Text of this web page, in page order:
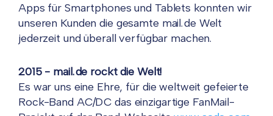
Apps für Smartphones und Tablets konnten wir
unseren Kunden die gesamte mail.de Welt
jederzeit und überall verfügbar machen.
2015 - mail.de rockt die Welt!
Es war uns eine Ehre, für die weltweit gefeierte
Rock-Band AC/DC das einzigartige FanMail-